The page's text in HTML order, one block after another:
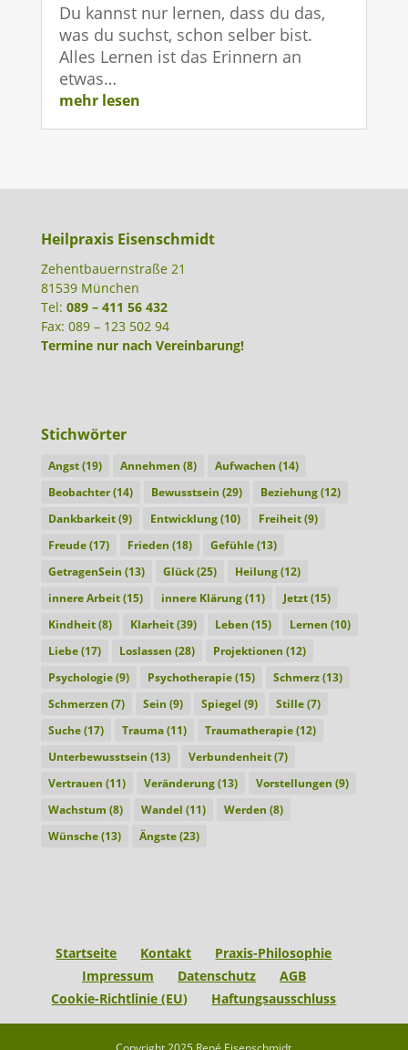
Du kannst nur lernen, dass du das,
was du suchst, schon selber bist.
Alles Lernen ist das Erinnern an
etwas…
mehr lesen
Heilpraxis Eisenschmidt
Zehentbauernstraße 21
81539 München
Tel: 089 – 411 56 432
Fax: 089 – 123 502 94
Termine nur nach Vereinbarung!
Stichwörter
Angst(19) Annehmen (8) Aufwachen (14)
Beobachter(14) Bewusstsein (29) Beziehung(12)
Dankbarkeit(9) Entwicklung(10) Freiheit(9)
Freude(17) Frieden (18) Gefühle(13)
GetragenSein (13) Glück(25) Heilung(12)
innere Arbeit(15) innere Klärung(11) Jetzt(15)
Kindheit(8) Klarheit(39) Leben (15) Lernen (10)
Liebe(17) Loslassen (28) Projektionen (12)
Psychologie(9) Psychotherapie(15) Schmerz(13)
Schmerzen (7) Sein (9) Spiegel (9) Stille(7)
Suche(17) Trauma(11) Traumatherapie(12)
Unterbewusstsein (13) Verbundenheit(7)
Vertrauen (11) Veränderung(13) Vorstellungen (9)
Wachstum (8) Wandel (11) Werden (8)
Wünsche(13) Ängste(23)
Startseite Kontakt
Praxis-Philosophie
Impressum
Datenschutz
AGB
Cookie-Richtlinie (EU)
Haftungsausschluss